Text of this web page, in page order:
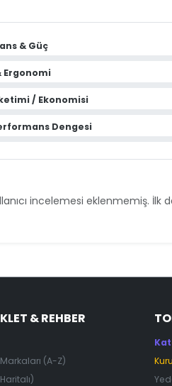
& Güç
Ergonomi
/ Ekonomisi
Dengesi
incelemesi eklenmemiş. İlk
& REHBER
(A-Z)